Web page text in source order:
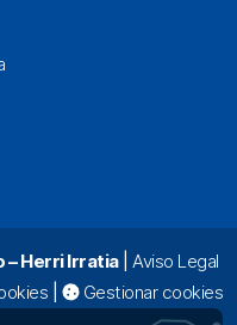
– Herri Irratia| Aviso Legal
Gestionar cookies